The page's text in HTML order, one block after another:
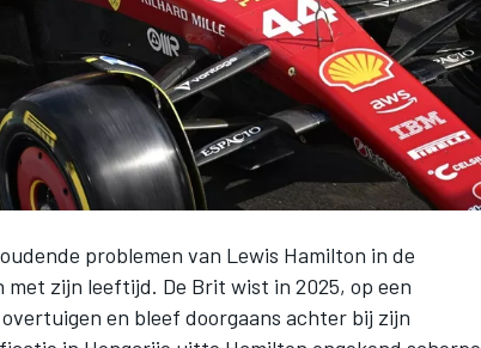
problemen van Lewis Hamilton in de
met zijn leeftijd. De Brit wist in 2025, op een
en bleef doorgaans achter bij zijn